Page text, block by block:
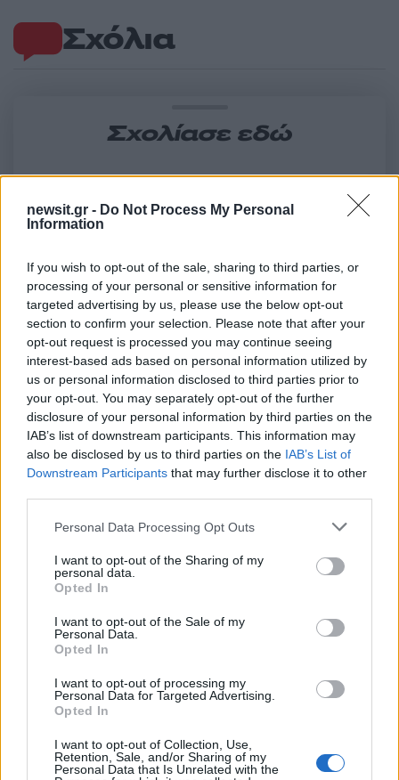
newsit.gr - Do Not Process My Personal
Information
If you wish to opt-out of the sale, sharing to third parties, or
processing of your personal or sensitive information for
targeted advertising by us, please use the below opt-out
section to confirm your selection. Please note that after your
opt-out request is processed you may continue seeing
interest-based ads based on personal information utilized by
us or personal information disclosed to third parties prior to
your opt-out. You may separately opt-out of the further
disclosure of your personal information by third parties on the
IAB’s list of downstream participants. This information may
also be disclosed by us to third parties on the IAB’s List of
Downstream Participants that may further disclose it to other
Please note that this website/app uses one or more Google
not limited to your visit or usage behaviour. You may click to
grant or deny consent to Google and its third-party tags to
use your data for below specified purposes in below Google
consent section.
Personal Data Processing Opt Outs
I want to opt-out of the Sharing of my
personal data.
Opted In
I want to opt-out of the Sale of my
Personal Data.
Opted In
I want to opt-out of processing my
Personal Data for Targeted Advertising.
Opted In
I want to opt-out of Collection, Use,
Retention, Sale, and/or Sharing of my
Personal Data that Is Unrelated with the
Σχόλια
Σχολίασε εδώ
50 /50
2000 /2000
Υποβολή σχολίου
. Το site προστατεύεται από reCAPTCHA, ισχύουν
Πολιτική Απορρήτου&Όροι Χρήσηςτης Google.
Media
OPEN
ΕΛΕΝΗ ΤΣΟΛΑΚΗ
Share:
ενημερωθείτε πρώτοι για όλη την ειδησεογραφία και τα
Μετέτρεψαν το Σαρακήνικο της Μήλου σε
ελικοδρόμιο – «Πάρκαραν» το ελικόπτερο
Γιάννης Παπαμιχαήλ: «Η απαγόρευση